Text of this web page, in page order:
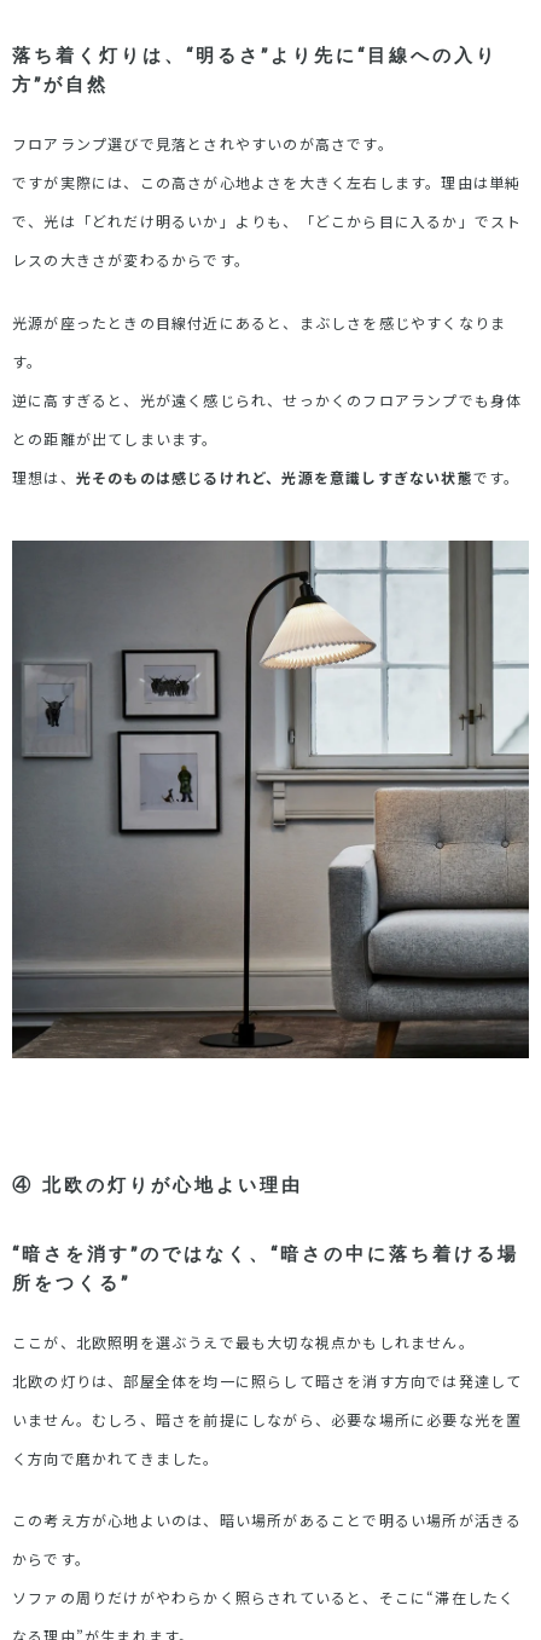
落ち着く灯りは、 “明るさ ” より先に“ 目線への入り
方”が自然
フロアランプ選びで見落とされやすいのが高さです。
ですが実際には、この高さが心地よさを大きく左右します。理由は単純
で、光は「どれだけ明るいか」よりも、「どこから目に入るか」でスト
レスの大きさが変わるからです。
光源が座ったときの目線付近にあると、まぶしさを感じやすくなりま
す。
逆に高すぎると、光が遠く感じられ、せっかくのフロアランプでも身体
との距離が出てしまいます。
理想は、 光そのものは感じるけれど、光源を意識しすぎない状態です。
④ 北欧の灯りが心地よい理由
“暗さを消す”のではなく、 “暗さの中に落ち着ける場
所をつくる ”
ここが、北欧照明を選ぶうえで最も大切な視点かもしれません。
北欧の灯りは、部屋全体を均一に照らして暗さを消す方向では発達して
いません。むしろ、暗さを前提にしながら、必要な場所に必要な光を置
く方向で磨かれてきました。
この考え方が心地よいのは、暗い場所があることで明るい場所が活きる
からです。
ソファの周りだけがやわらかく照らされていると、そこに“滞在したく
なる理由”が生まれます。